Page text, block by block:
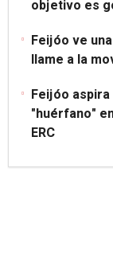
objetivo es
Feijóo ve
llame a la
Feijóo
"huérfano"
ERC